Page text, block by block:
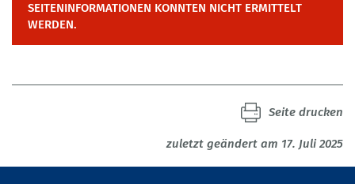
SEITENINFORMATIONEN KONNTEN NICHT ERMITTELT
WERDEN.
zuletzt geändert am 17. Juli 2025
Seite drucken